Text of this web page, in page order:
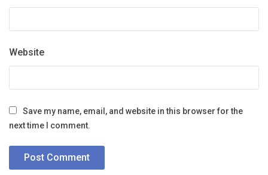
Website
Save my name, email, and website in this browser for the
next time I comment.